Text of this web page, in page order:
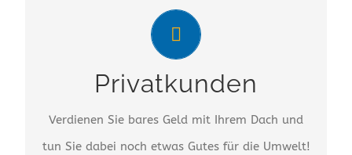
Privatkunden
Verdienen Sie bares Geld mit Ihrem Dach und
tun Sie dabei noch etwas Gutes für die Umwelt!
PRIVATKUNDEN
20 Jahre gesetzlich geregelte Einnahmen und
Reduzierung der Stromkosten ab dem ersten
MEHR…